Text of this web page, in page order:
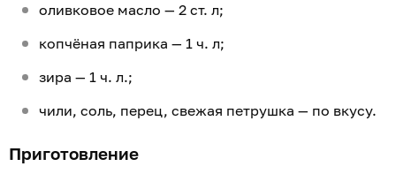
оливковое масло — 2 ст. л;
копчёная паприка — 1 ч. л;
зира — 1 ч. л.;
чили, соль, перец, свежая петрушка — по вкусу.
Приготовление